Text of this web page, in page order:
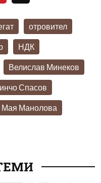
отровител
НДК
Велислав Минеков
Спасов
Мая Манолова